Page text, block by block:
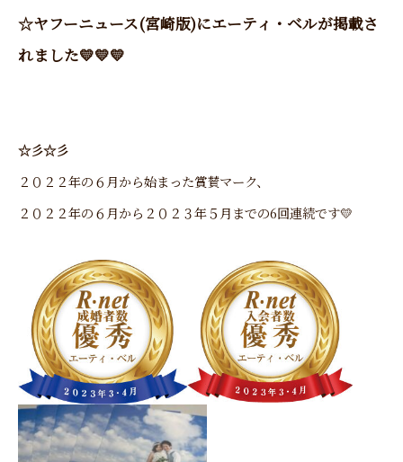
☆ヤフーニュース(宮崎版)にエーティ・ベルが掲載さ
れました💛💛💛
☆彡☆彡
２０２２年の６月から始まった賞賛マーク、
２０２２年の６月から２０２３年５月までの6回連続です💛